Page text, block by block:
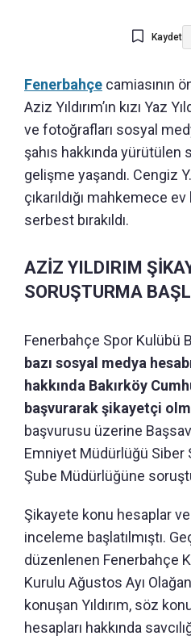
Kaydet
Fenerbahçe camiasının
Aziz Yıldırım’ın kızı Yaz
ve fotoğrafları sosyal
şahıs hakkında
gelişme yaşandı. Cengiz
çıkarıldığı mahkemece
serbest bırakıldı.
AZİZ YILDIRIM
SORUŞTURMA
Fenerbahçe Spor Kulübü
bazı sosyal medya
hakkında Bakırköy
başvurarak şikayetçi
başvurusu üzerine
Emniyet Müdürlüğü Siber
Şube Müdürlüğüne
Şikayete konu hesaplar
inceleme başlatılmıştı.
düzenlenen Fenerbahçe
Kurulu Ağustos Ayı
konuşan Yıldırım, söz
hesapları hakkında